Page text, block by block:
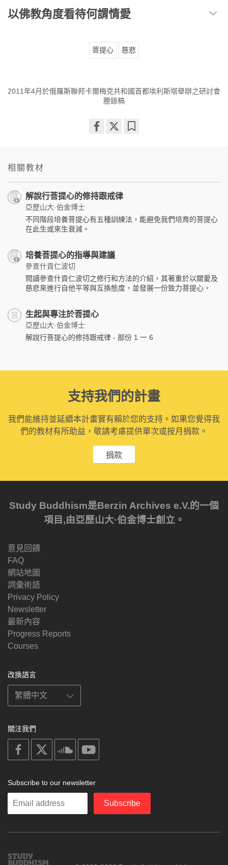
以佛教角度看待何謂情愛
菩提心 慈悲
2011年4月於俄羅斯聯邦卡爾梅克共和國首都埃利斯塔舉辦之研討會
謄錄稿
相關教材
解說行菩提心的修持跟戒律
亞歷山大·伯金博士
不同階段培養菩提心有五種訓練法，能避免我們培育的菩提心
在此生或來生衰減。
培養菩提心的指導與建議
參查什貢仁波切
閱讀參查什貢仁波切之修行和方法的介紹，其著重於以關愛及
慈悲來進行自他平等與互換態度，並發展一份致力菩提心。
生起與專注於菩提心
亞歷山大·伯金博士
解說行菩提心的修持跟戒律 - 部份 1 一 6
支持我們的計畫
我們能維持並延續本計畫實有賴於您的支持。如果您覺得我
們的教材有所助益，敬請考慮提供單次或按月捐款。
捐款
Study Buddhism是Berzin Archives e.V.的一個
項目,由亞歷山大·伯金博士創立。
意見回饋
FAQ
網站地圖
詞彙術語
Privacy Policy
Newsletter
最新內容
Progress Reports
Courses
改換語言
關注我們
on
facebook
soundcloud
Subscribe to our newsletter
Enter
Subscribe
Study